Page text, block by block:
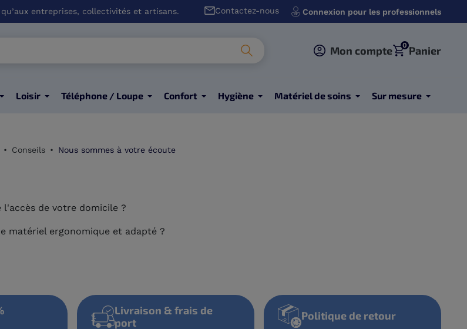
entreprises, collectivités et artisans. Contactez-nous Connexion pour les professionnels
Mon compte 0 Panier
Loisir Téléphone / Loupe Confort Hygiène Matériel de soins Sur mesure
Conseils Nous sommes à votre écoute
l'accès de votre domicile ?
matériel ergonomique et adapté ?
100%
Livraison & frais de
Politique de retour